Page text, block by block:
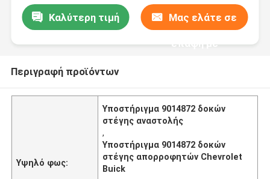
Καλύτερη τιμή Μας ελάτε σε
επαφή με
Περιγραφή προϊόντων
Υψηλό φως:
Υποστήριγμα 9014872 δοκών
στέγης αναστολής
,
Υποστήριγμα 9014872 δοκών
στέγης απορροφητών Chevrolet
Buick